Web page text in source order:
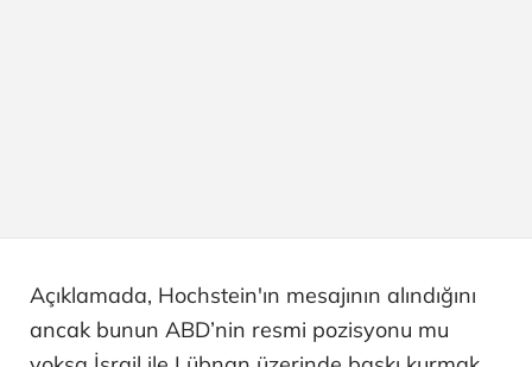
Açıklamada, Hochstein'ın mesajının alındığını
ancak bunun ABD’nin resmi pozisyonu mu